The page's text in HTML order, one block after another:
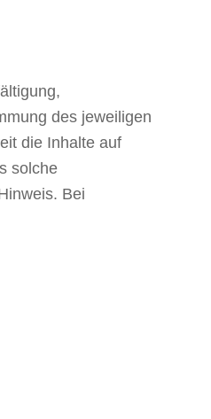
des jeweiligen
die Inhalte auf
solche
Bei